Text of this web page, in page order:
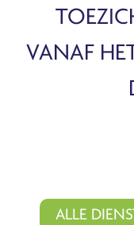
VANAF
ALLE